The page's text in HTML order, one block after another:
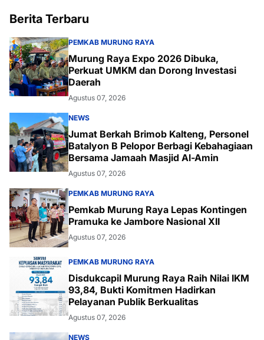
Berita Terbaru
PEMKAB MURUNG RAYA
Murung Raya Expo 2026 Dibuka,
Perkuat UMKM dan Dorong Investasi
Daerah
Agustus 07, 2026
NEWS
Jumat Berkah Brimob Kalteng, Personel
Batalyon B Pelopor Berbagi Kebahagiaan
Bersama Jamaah Masjid Al-Amin
Agustus 07, 2026
PEMKAB MURUNG RAYA
Pemkab Murung Raya Lepas Kontingen
Pramuka ke Jambore Nasional XII
Agustus 07, 2026
PEMKAB MURUNG RAYA
Disdukcapil Murung Raya Raih Nilai IKM
93,84, Bukti Komitmen Hadirkan
Pelayanan Publik Berkualitas
Agustus 07, 2026
NEWS